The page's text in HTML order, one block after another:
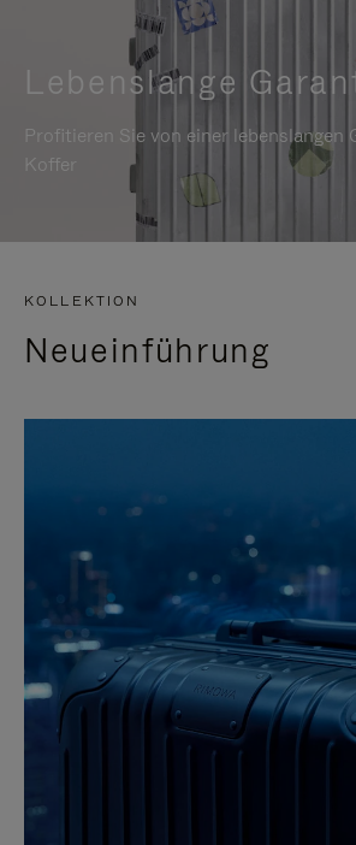
Lebenslange
Profitieren Sie von einer lebenslangen
Koffer
KOLLEKTION
Neueinführung